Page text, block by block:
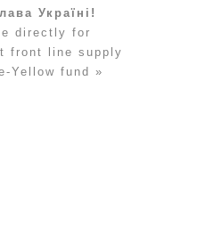
Україні!
directly for
front line supply
Yellow fund »